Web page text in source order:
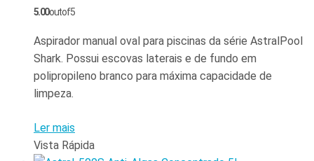
5.00out of 5
Aspirador manual oval para piscinas da série AstralPool
Shark. Possui escovas laterais e de fundo em
polipropileno branco para máxima capacidade de
limpeza.
Ler mais
Vista Rápida